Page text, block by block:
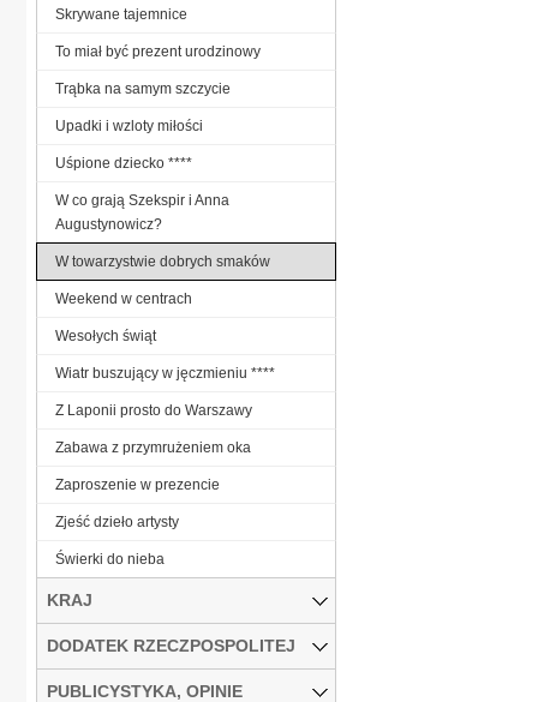
Skrywane tajemnice
To miał być prezent urodzinowy
Trąbka na samym szczycie
Upadki i wzloty miłości
Uśpione dziecko ****
W co grają Szekspir i Anna
Augustynowicz?
W towarzystwie dobrych smaków
Weekend w centrach
Wesołych świąt
Wiatr buszujący w jęczmieniu ****
Z Laponii prosto do Warszawy
Zabawa z przymrużeniem oka
Zaproszenie w prezencie
Zjeść dzieło artysty
Świerki do nieba
KRAJ
DODATEK RZECZPOSPOLITEJ
PUBLICYSTYKA, OPINIE